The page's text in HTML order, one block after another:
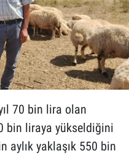
70 bin lira olan
bin liraya yükseldiğini
aylık yaklaşık 550 bin